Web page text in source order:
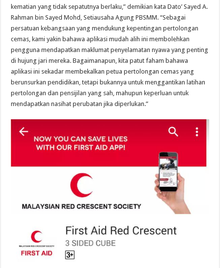
kematian yang tidak sepatutnya berlaku,” demikian kata Dato’ Sayed A.
Rahman bin Sayed Mohd, Setiausaha Agung PBSMM. “Sebagai
persatuan kebangsaan yang mendukung kepentingan pertolongan
cemas, kami yakin bahawa aplikasi mudah alih ini membolehkan
pengguna mendapatkan maklumat penyelamatan nyawa yang penting
di hujung jari mereka. Bagaimanapun, kita patut faham bahawa
aplikasi ini sekadar membekalkan petua pertolongan cemas yang
berunsurkan pendidikan, tetapi bukannya untuk menggantikan latihan
pertolongan dan pensijilan yang sah, mahupun keperluan untuk
mendapatkan nasihat perubatan jika diperlukan.”